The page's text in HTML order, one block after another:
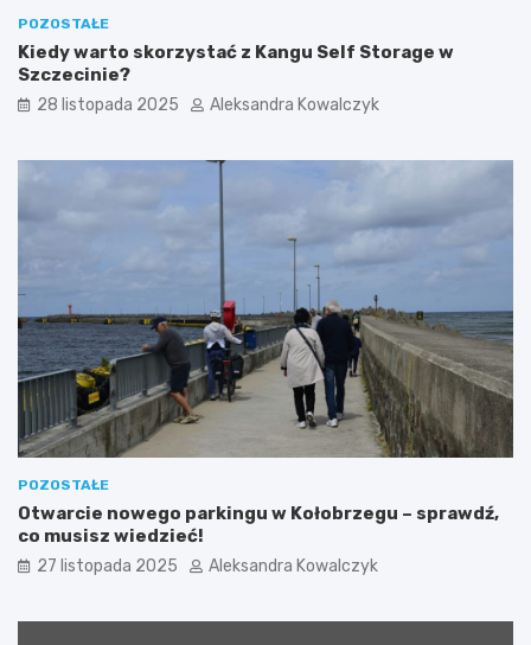
o
r
z
u
i
„
Ś
w
s
p
y
”
p
o
ł
ą
c
z
n
z
POZOSTAŁE
Kiedy warto skorzystać z Kangu Self Storage w
Szczecinie?
28 listopada 2025 Aleksandra Kowalczyk
POZOSTAŁE
Otwarcie nowego parkingu w Kołobrzegu – sprawdź,
co musisz wiedzieć!
27 listopada 2025 Aleksandra Kowalczyk